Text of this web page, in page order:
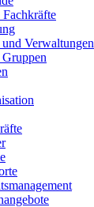
Fachkräfte
Verwaltungen
Gruppen